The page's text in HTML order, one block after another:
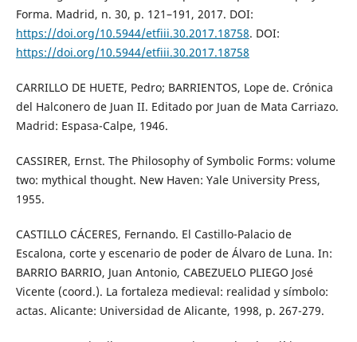
Forma. Madrid, n. 30, p. 121–191, 2017. DOI:
https://doi.org/10.5944/etfiii.30.2017.18758. DOI:
https://doi.org/10.5944/etfiii.30.2017.18758
CARRILLO DE HUETE, Pedro; BARRIENTOS, Lope de. Crónica
del Halconero de Juan II. Editado por Juan de Mata Carriazo.
Madrid: Espasa-Calpe, 1946.
CASSIRER, Ernst. The Philosophy of Symbolic Forms: volume
two: mythical thought. New Haven: Yale University Press,
1955.
CASTILLO CÁCERES, Fernando. El Castillo-Palacio de
Escalona, corte y escenario de poder de Álvaro de Luna. In:
BARRIO BARRIO, Juan Antonio, CABEZUELO PLIEGO José
Vicente (coord.). La fortaleza medieval: realidad y símbolo:
actas. Alicante: Universidad de Alicante, 1998, p. 267-279.